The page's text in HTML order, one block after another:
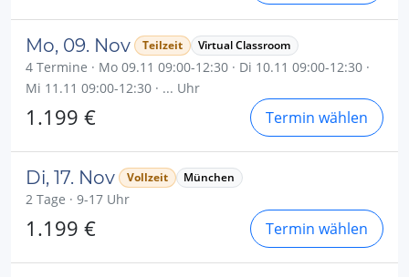
Mo, 09. Nov Teilzeit Virtual Classroom
4 Termine · Mo 09.11 09:00-12:30 · Di 10.11 09:00-12:30 ·
Mi 11.11 09:00-12:30 · ... Uhr
1.199 € Termin wählen
Di, 17. Nov Vollzeit München
2 Tage · 9-17 Uhr
1.199 € Termin wählen